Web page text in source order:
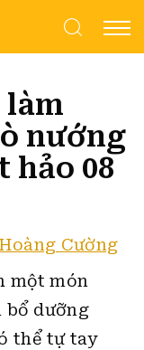
làm
nướng
hảo 08
Hoàng Cường
một món
bổ dưỡng
thể tự tay